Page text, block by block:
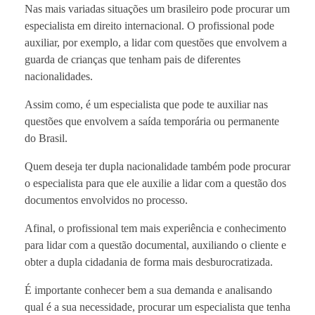
Nas mais variadas situações um brasileiro pode procurar um
especialista em direito internacional. O profissional pode
auxiliar, por exemplo, a lidar com questões que envolvem a
guarda de crianças que tenham pais de diferentes
nacionalidades.
Assim como, é um especialista que pode te auxiliar nas
questões que envolvem a saída temporária ou permanente
do Brasil.
Quem deseja ter dupla nacionalidade também pode procurar
o especialista para que ele auxilie a lidar com a questão dos
documentos envolvidos no processo.
Afinal, o profissional tem mais experiência e conhecimento
para lidar com a questão documental, auxiliando o cliente e
obter a dupla cidadania de forma mais desburocratizada.
É importante conhecer bem a sua demanda e analisando
qual é a sua necessidade, procurar um especialista que tenha